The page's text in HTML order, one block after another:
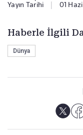
Yayın Tarihi 01
Haberle İlgili
Dünya